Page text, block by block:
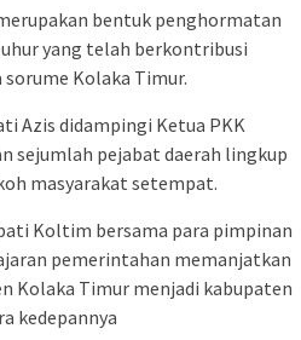
bentuk penghormatan
yang telah berkontribusi
Kolaka Timur.
Azis didampingi Ketua PKK
sejumlah pejabat daerah lingkup
masyarakat setempat.
Koltim bersama para pimpinan
pemerintahan memanjatkan
Kolaka Timur menjadi kabupaten
kedepannya